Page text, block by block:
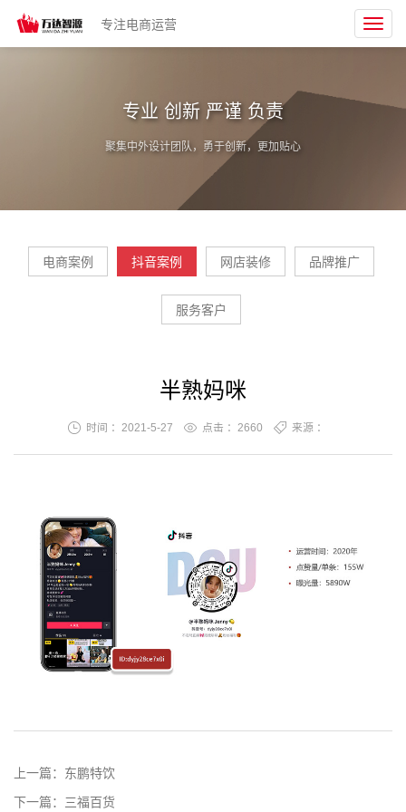
专注电商运营
专业 创新 严谨 负责
聚集中外设计团队，勇于创新，更加贴心
电商案例 抖音案例 网店装修 品牌推广
服务客户
半熟妈咪
时间 ：2021-5-27 点击 ： 2660 来源 ：
上一篇： 东鹏特饮
下一篇： 三福百货